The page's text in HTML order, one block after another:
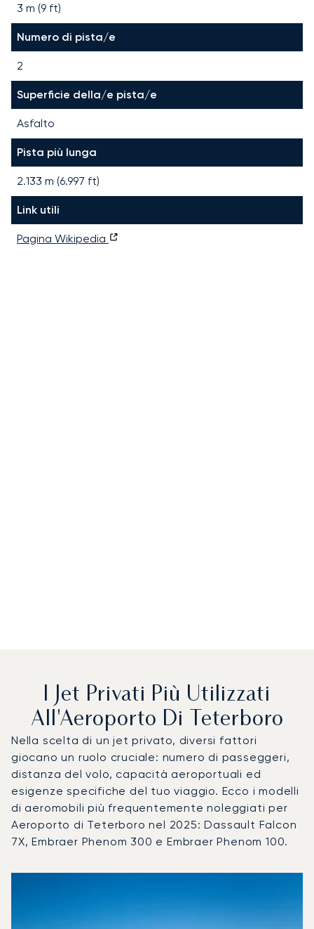
3 m (9 ft)
Numero di pista/e
2
Superficie della/e pista/e
Asfalto
Pista più lunga
2.133 m (6.997 ft)
Link utili
Pagina Wikipedia
I Jet Privati Più Utilizzati
All'Aeroporto Di Teterboro
Nella scelta di un jet privato, diversi fattori
giocano un ruolo cruciale: numero di passeggeri,
distanza del volo, capacità aeroportuali ed
esigenze specifiche del tuo viaggio. Ecco i modelli
di aeromobili più frequentemente noleggiati per
Aeroporto di Teterboro nel 2025: Dassault Falcon
7X, Embraer Phenom 300 e Embraer Phenom 100.